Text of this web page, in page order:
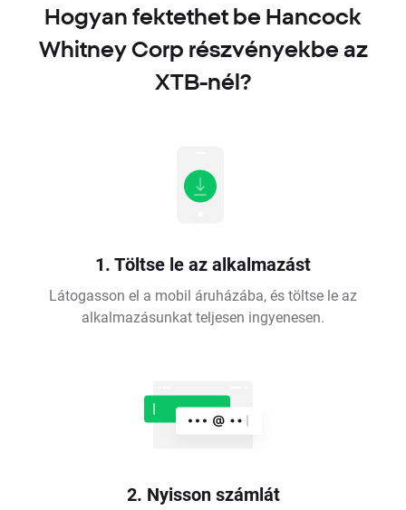
Hogyan fektethet be Hancock
Whitney Corp részvényekbe az
XTB-nél?
1. Töltse le az alkalmazást
Látogasson el a mobil áruházába, és töltse le az
alkalmazásunkat teljesen ingyenesen.
2. Nyisson számlát